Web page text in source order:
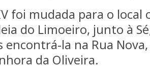
foi mudada para o local
do Limoeiro, junto à
encontrá-la na Rua
da Oliveira.